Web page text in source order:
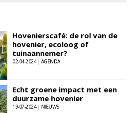
Hovenierscafé: de rol van de
hovenier, ecoloog of
tuinaannemer?
02-04-2024 | AGENDA
Echt groene impact met een
duurzame hovenier
19-07-2024 | NIEUWS